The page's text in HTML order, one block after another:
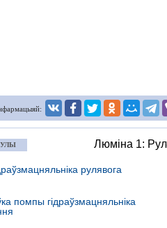
Люміна 1:
рулявога
помпы гідраўзмацняльніка